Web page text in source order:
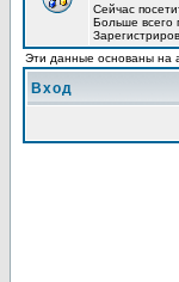
Сейчас
Больше всего
Эти данные основаны на
Вход